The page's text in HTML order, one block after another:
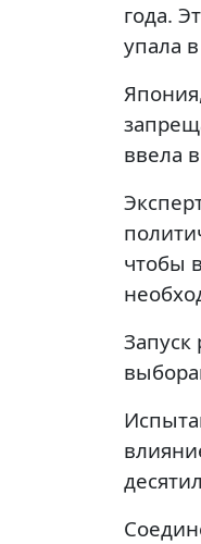
года.
упала
ввела
чтобы